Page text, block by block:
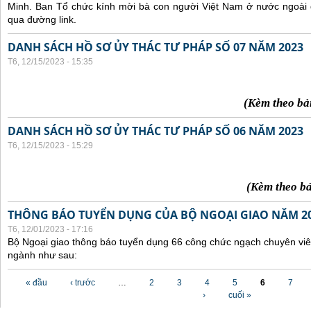
Minh. Ban Tổ chức kính mời bà con người Việt Nam ở nước
qua đường link.
DANH SÁCH HỒ SƠ ỦY THÁC TƯ PHÁP SỐ 07 NĂM 2023
T6, 12/15/2023 - 15:35
(Kèm theo
DANH SÁCH HỒ SƠ ỦY THÁC TƯ PHÁP SỐ 06 NĂM 2023
T6, 12/15/2023 - 15:29
(Kèm theo
THÔNG BÁO TUYỂN DỤNG CỦA BỘ NGOẠI GIAO NĂM
T6, 12/01/2023 - 17:16
Bộ Ngoại giao thông báo tuyển dụng 66 công chức ngạch chuyên
ngành như sau:
Các trang
« đầu ‹ trước … 2 3 4 5 6
7
›
cuối »